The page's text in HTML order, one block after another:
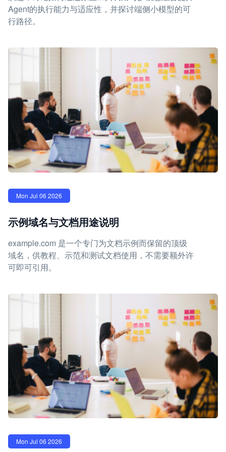
Agent的执行能力与适应性，并探讨端侧小模型的可
行路径。
Mon Jul 06 2026
示例域名与文档用途说明
example.com 是一个专门为文档示例而保留的顶级
域名，供教程、示范和测试文档使用，不需要额外许
可即可引用。
Mon Jul 06 2026